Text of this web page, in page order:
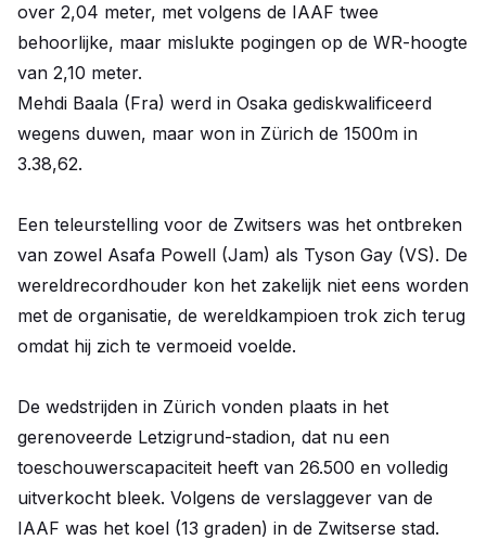
over 2,04 meter, met volgens de IAAF twee
behoorlijke, maar mislukte pogingen op de WR-hoogte
van 2,10 meter.
Mehdi Baala (Fra) werd in Osaka gediskwalificeerd
wegens duwen, maar won in Zürich de 1500m in
3.38,62.
Een teleurstelling voor de Zwitsers was het ontbreken
van zowel Asafa Powell (Jam) als Tyson Gay (VS). De
wereldrecordhouder kon het zakelijk niet eens worden
met de organisatie, de wereldkampioen trok zich terug
omdat hij zich te vermoeid voelde.
De wedstrijden in Zürich vonden plaats in het
gerenoveerde Letzigrund-stadion, dat nu een
toeschouwerscapaciteit heeft van 26.500 en volledig
uitverkocht bleek. Volgens de verslaggever van de
IAAF was het koel (13 graden) in de Zwitserse stad.